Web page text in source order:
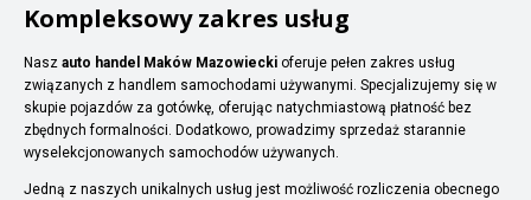
Kompleksowy zakres usług
Nasz auto handel Maków Mazowiecki oferuje pełen zakres usług
związanych z handlem samochodami używanymi. Specjalizujemy się w
skupie pojazdów za gotówkę, oferując natychmiastową płatność bez
zbędnych formalności. Dodatkowo, prowadzimy sprzedaż starannie
wyselekcjonowanych samochodów używanych.
Jedną z naszych unikalnych usług jest możliwość rozliczenia obecnego